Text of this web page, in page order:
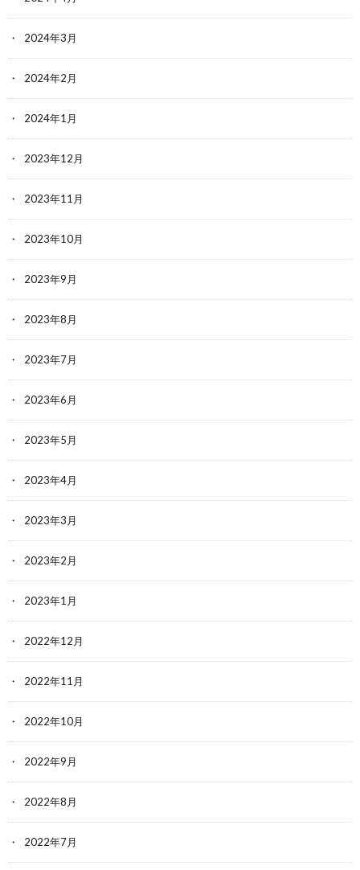
2024年3月
2024年2月
2024年1月
2023年12月
2023年11月
2023年10月
2023年9月
2023年8月
2023年7月
2023年6月
2023年5月
2023年4月
2023年3月
2023年2月
2023年1月
2022年12月
2022年11月
2022年10月
2022年9月
2022年8月
2022年7月